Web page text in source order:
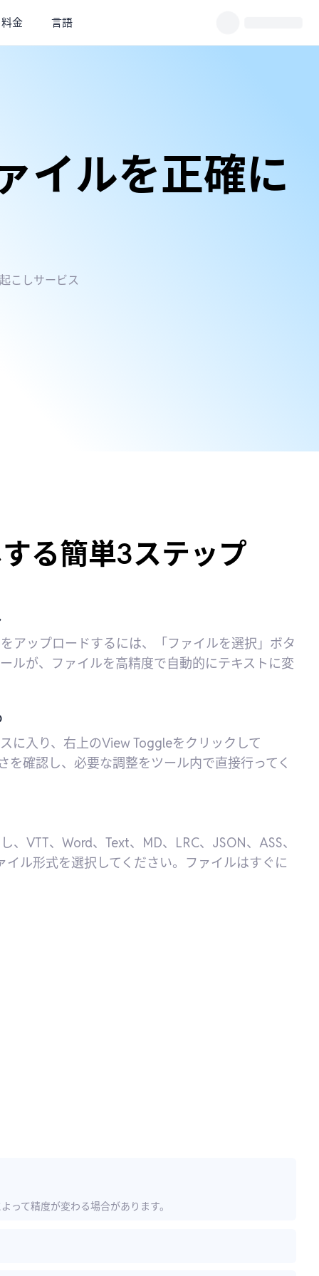
料金 言語
イルを正確に
こしサービス
る簡単3ステップ
アップロードするには、「ファイルを選択」ボタ
ルが、ファイルを高精度で自動的にテキストに変
に入り、右上のView Toggleをクリックして
確認し、必要な調整をツール内で直接行ってく
VTT、Word、Text、MD、LRC、JSON、ASS、
ル形式を選択してください。ファイルはすぐに
て精度が変わる場合があります。